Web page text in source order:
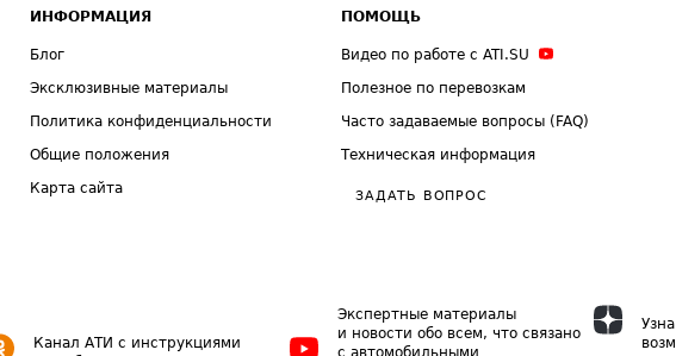
ИНФОРМАЦИЯ
Блог
Эксклюзивные материалы
Политика конфиденциальности
Общие положения
Карта сайта
ПОМОЩЬ
Видео по работе с ATI.SU
Полезное по перевозкам
Часто задаваемые вопросы (FAQ)
Техническая информация
ЗАДАТЬ ВОПРОС
Канал АТИ с инструкциями
Экспертные материалы
и новости обо всем, что связано
с автомобильными